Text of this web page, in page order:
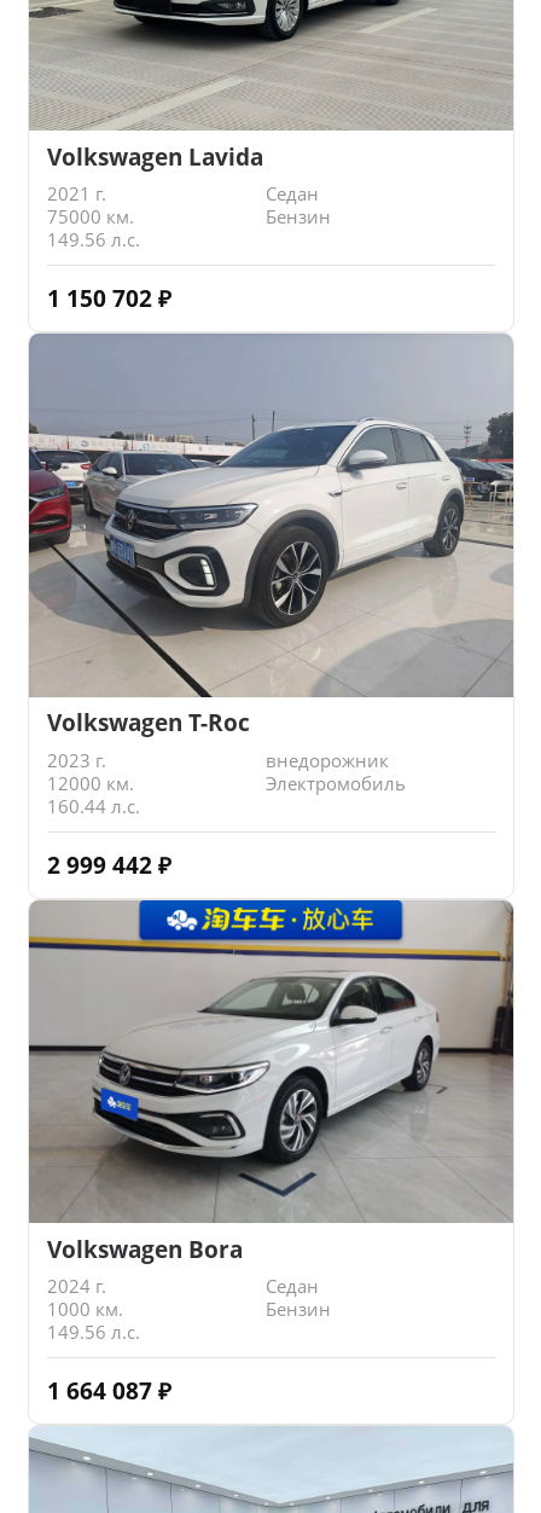
Volkswagen Lavida
2021 г.
Седан
75000 км.
Бензин
149.56 л.с.
1 150 702 ₽
Volkswagen T-Roc
2023 г.
внедорожник
12000 км.
Электромобиль
160.44 л.с.
2 999 442 ₽
Volkswagen Bora
2024 г.
Седан
1000 км.
Бензин
149.56 л.с.
1 664 087 ₽